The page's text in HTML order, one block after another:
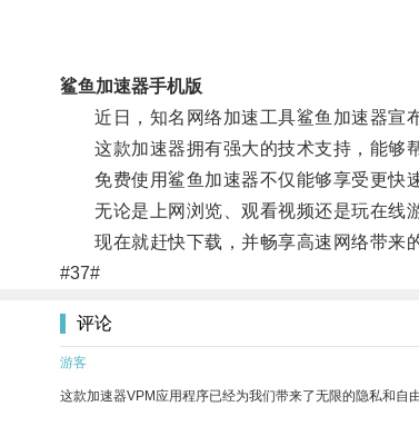
鲨鱼加速器手机版
近日，知名网络加速工具鲨鱼加速器宣布
这款加速器拥有强大的技术支持，能够帮
免费使用鲨鱼加速器不仅能够享受更快速
无论是上网浏览、观看视频还是玩在线游
现在就赶快下载，并畅享高速网络带来的
#37#
评论
游客
这款加速器VPM应用程序已经为我们带来了无限的隐私和自由